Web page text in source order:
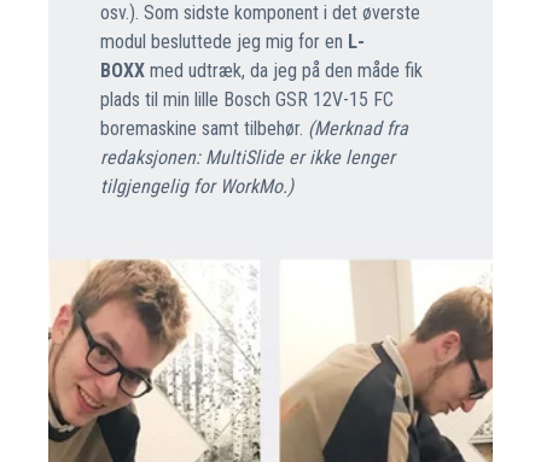
osv.). Som sidste komponent i det øverste
modul besluttede jeg mig for en L-
BOXX med udtræk, da jeg på den måde fik
plads til min lille Bosch GSR 12V-15 FC
boremaskine samt tilbehør. (Merknad fra
redaksjonen: MultiSlide er ikke lenger
tilgjengelig for WorkMo.)